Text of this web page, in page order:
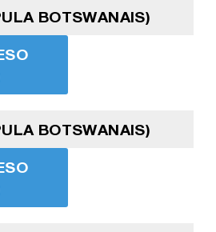
BOTSWANAIS)
BOTSWANAIS)